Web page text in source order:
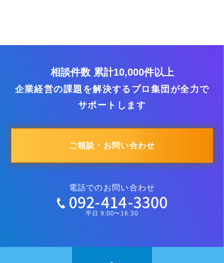
相談件数 累計10,000件以上
企業経営の課題を解決するプロ集団が全力で
サポートします
ご相談・お問い合わせ
電話でのお問い合わせ
平日 9:00〜16:30